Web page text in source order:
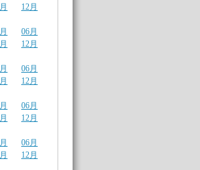
12月
06月
12月
06月
12月
06月
12月
06月
12月